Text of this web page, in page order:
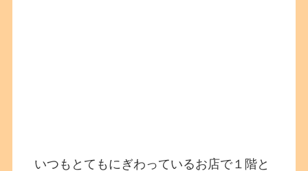
いつもとてもにぎわっているお店で１階と